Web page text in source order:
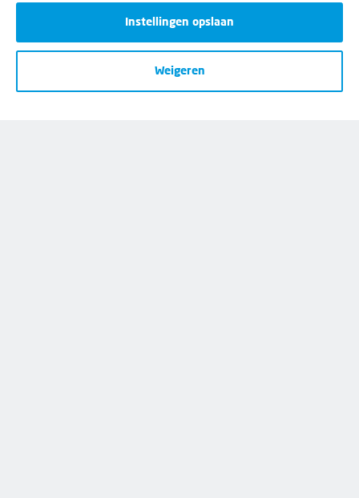
Daarna:
€-.--p/m
korting
Instellingen opslaan
Weigeren